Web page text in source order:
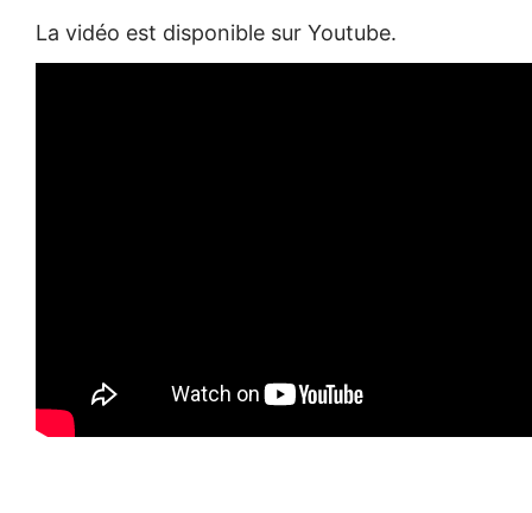
La vidéo est disponible sur Youtube.